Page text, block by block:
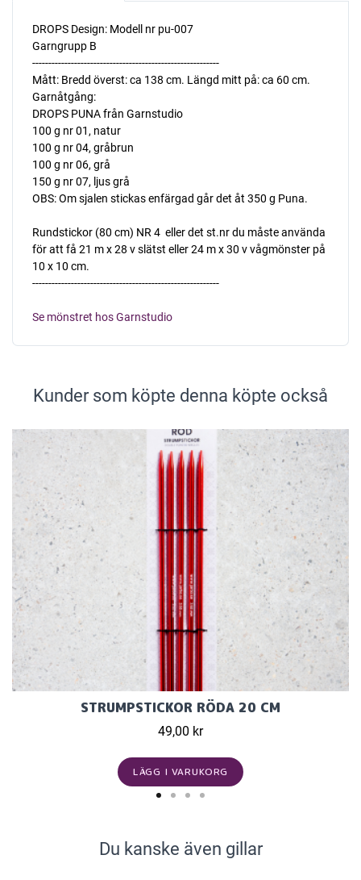
DROPS Design: Modell nr pu-007
Garngrupp B
----------------------------------------------------------
Mått: Bredd överst: ca 138 cm. Längd mitt på: ca 60 cm.
Garnåtgång:
DROPS PUNA från Garnstudio
100 g nr 01, natur
100 g nr 04, gråbrun
100 g nr 06, grå
150 g nr 07, ljus grå
OBS: Om sjalen stickas enfärgad går det åt 350 g Puna.
Rundstickor (80 cm) NR 4  eller det st.nr du måste använda
för att få 21 m x 28 v slätst eller 24 m x 30 v vågmönster på
10 x 10 cm.
----------------------------------------------------------
Se mönstret hos Garnstudio
Kunder som köpte denna köpte också
STRUMPSTICKOR RÖDA 20 CM
49,00 kr
LÄGG I VARUKORG
Du kanske även gillar